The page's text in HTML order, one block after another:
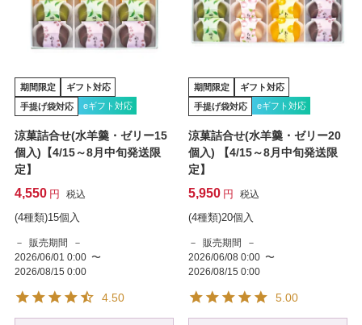
期間限定 ギフト対応
手提げ袋対応 eギフト対応
涼菓詰合せ(水羊羹・ゼリー15
個入)【4/15～8月中旬発送限
定】
4,550 税込
(4種類)15個入
販売期間
2026/06/01 0:00 〜
2026/08/15 0:00
4.50
期間限定 ギフト対応
手提げ袋対応 eギフト対応
涼菓詰合せ(水羊羹・ゼリー20
個入) 【4/15～8月中旬発送限
定】
5,950 税込
(4種類)20個入
販売期間
2026/06/08 0:00 〜
2026/08/15 0:00
5.00